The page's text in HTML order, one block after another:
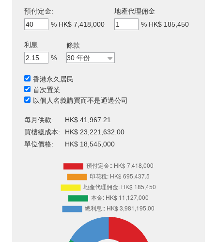
預付定金:
% HK$ 7,418,000
地產代理佣金
% HK$ 185,450
利息
%
條款
香港永久居民
首次置業
以個人名義購買而不是通過公司
每月供款:
HK$ 41,967.21
買樓總成本:
HK$ 23,221,632.00
單位價格:
HK$ 18,545,000